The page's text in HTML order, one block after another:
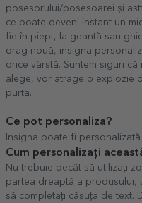
posesorului/posesoarei și
ce poate deveni instant un
fie în piept, la geantă sau
drag nouă, insigna
orice vârstă. Suntem siguri
alege, vor atrage o explozie
purta.
Ce pot personaliza?
Insigna poate fi personalizată
Cum personalizați
Nu trebuie decât să utilizați
partea dreaptă a produsului,
să completați căsuța de text.